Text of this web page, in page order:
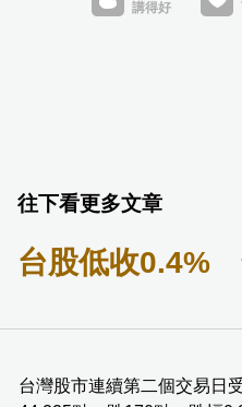
往下看更多文章
台股低收0.4%
台灣股市連續第二個交易日